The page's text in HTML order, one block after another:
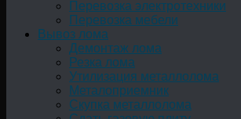
Перевозка электротехники
Перевозка мебели
Вывоз лома
Демонтаж лома
Резка лома
Утилизация металлолома
Металоприемник
Скупка металлолома